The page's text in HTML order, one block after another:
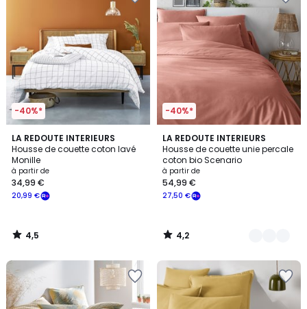
-40%*
LA REDOUTE INTERIEURS
Housse de couette coton lavé
Monille
à partir de
20,99 €
34,99 €
4,5
/ 5
4,5
/
-40%*
LA REDOUTE INTERIEURS
Housse de couette unie percale
coton bio Scenario
à partir de
27,50 €
54,99 €
4,2
/ 5
12
Couleurs
4,2
/